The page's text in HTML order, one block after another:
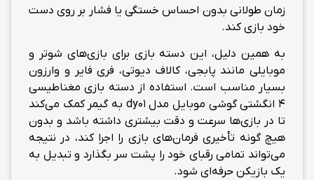
زمان طولانی بدون احساس خستگی یا فشار بر روی دست
خود بازی کند.
به همین دلیل، این دسته بازی برای بازی‌های شوتر و
موبایلی مانند پابجی، کالاف دیوتی، فری فایر و وارزون
بسیار مناسب است. استفاده از دسته بازی مغناطیسی
4 انگشتی گوشی موبایل مدل dy01 به گیمر کمک می‌کند
تا در بازی‌ها سرعت و دقت بیشتری داشته باشد و بدون
هیچ گونه تأخیری فرمان‌های بازی را اجرا کند، در نتیجه
می‌تواند تمامی رقبای خود را پشت سر بگذارد و تبدیل به
یک بازیکن حرفه‌ای شود.